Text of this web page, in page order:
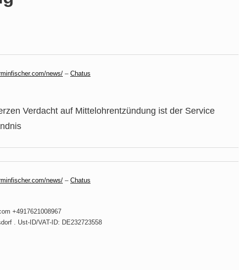
news/ – Chatus
Verdacht auf Mittelohrentzündung ist der Service
news/ – Chatus
+4917621008967
. Ust-ID/VAT-ID: DE232723558